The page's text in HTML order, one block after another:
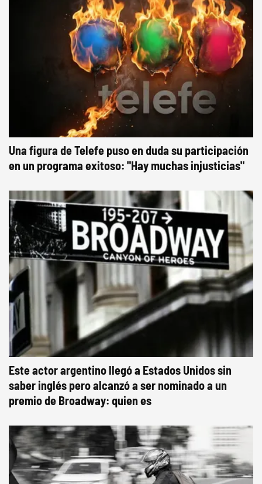
Una figura de Telefe puso en duda su participación
en un programa exitoso: "Hay muchas injusticias"
Este actor argentino llegó a Estados Unidos sin
saber inglés pero alcanzó a ser nominado a un
premio de Broadway: quien es